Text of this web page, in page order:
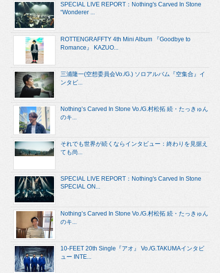
SPECIAL LIVE REPORT：Nothing's Carved In Stone
“Wonderer ...
ROTTENGRAFFTY 4th Mini Album 『Goodbye to
Romance』 KAZUO...
三浦隆一(空想委員会Vo./G.) ソロアルバム『空集合』イ
ンタビ...
Nothing’s Carved In Stone Vo./G.村松拓 続・たっきゅん
のキ...
それでも世界が続くならインタビュー：終わりを見据え
ても尚...
SPECIAL LIVE REPORT：Nothing's Carved In Stone
SPECIAL ON...
Nothing’s Carved In Stone Vo./G.村松拓 続・たっきゅん
のキ...
10-FEET 20th Single『アオ』 Vo./G.TAKUMAインタビ
ュー INTE...